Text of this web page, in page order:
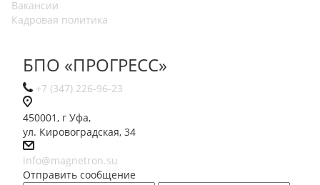
Вакансии
Кадровая политика
БПО «ПРОГРЕСС»
+7 (347) 226-96-23
450001, г Уфа,
ул. Кировоградская, 34
info@magnetron.su
Отправить сообщение